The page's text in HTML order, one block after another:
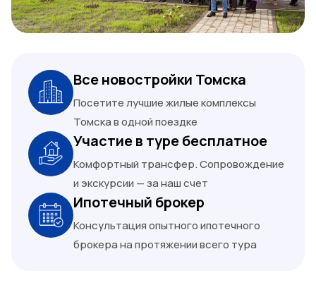
Все новостройки Томска
Посетите лучшие жилые комплексы
Томска в одной поездке
Участие в туре бесплатное
Комфортный трансфер. Сопровождение
и экскурсии — за наш счет
Ипотечный брокер
Консультация опытного ипотечного
брокера на протяжении всего тура